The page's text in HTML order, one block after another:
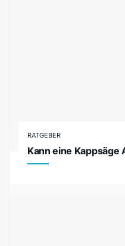
RATGEBER
Kann eine Kappsäge